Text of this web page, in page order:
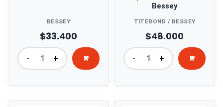
BESSEY
$33.400
- +
Bessey
TITEBOND / BESSEY
$48.000
- +